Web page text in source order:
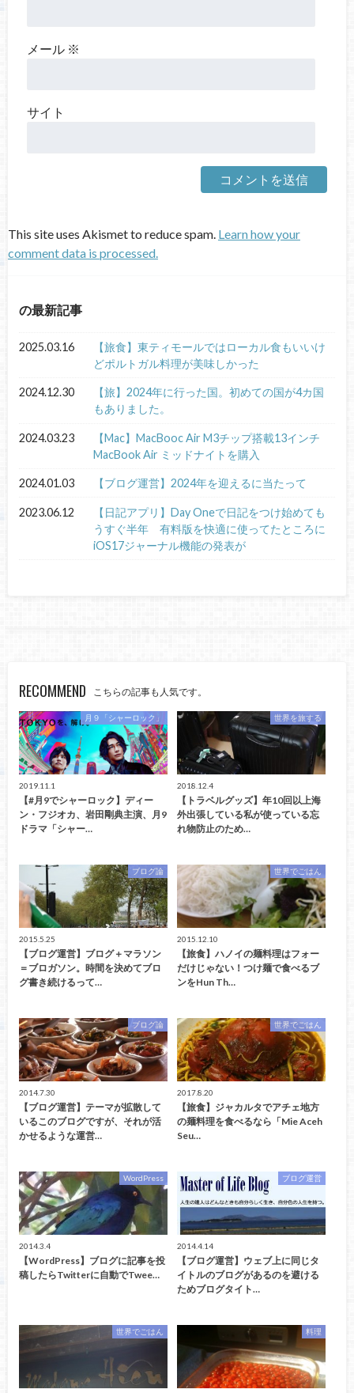
メール ※
サイト
This site uses Akismet to reduce spam. Learn how your
comment data is processed.
の最新記事
2025.03.16
【旅食】東ティモールではローカル食もいいけ
どポルトガル料理が美味しかった
2024.12.30
【旅】2024年に行った国。初めての国が4カ国
もありました。
2024.03.23
【Mac】MacBooc Air M3チップ搭載13インチ
MacBook Air ミッドナイトを購入
2024.01.03 【ブログ運営】2024年を迎えるに当たって
2023.06.12
【日記アプリ】Day Oneで日記をつけ始めても
うすぐ半年 有料版を快適に使ってたところに
iOS17ジャーナル機能の発表が
RECOMMEND こちらの記事も人気です。
月９「シャーロック」
2019.11.1
【#月9でシャーロック】ディー
ン・フジオカ、岩田剛典主演、月9
ドラマ「シャー…
世界を旅する
2018.12.4
【トラベルグッズ】年10回以上海
外出張している私が使っている忘
れ物防止のため…
ブログ論
2015.5.25
【ブログ運営】ブログ＋マラソン
＝ブロガソン。時間を決めてブロ
グ書き続けるって…
世界でごはん
2015.12.10
【旅食】ハノイの麺料理はフォー
だけじゃない！つけ麺で食べるブ
ンをHun Th…
ブログ論
2014.7.30
【ブログ運営】テーマが拡散して
いるこのブログですが、それが活
かせるような運営…
世界でごはん
2017.8.20
【旅食】ジャカルタでアチェ地方
の麺料理を食べるなら「Mie Aceh
Seu…
WordPress
2014.3.4
【WordPress】ブログに記事を投
稿したらTwitterに自動でTwee…
ブログ運営
2014.4.14
【ブログ運営】ウェブ上に同じタ
イトルのブログがあるのを避ける
ためブログタイト…
世界でごはん 料理